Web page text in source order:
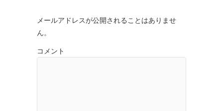
メールアドレスが公開されることはありませ
ん。
コメント